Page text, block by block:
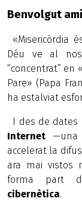
Benvolgut
«Misericòrdia
Déu ve al
“concentrat” en «
Pare» (Papa
ha estalviat
I des de dates
Internet —una
accelerat la
ara mai vistos
forma part
cibernètica.